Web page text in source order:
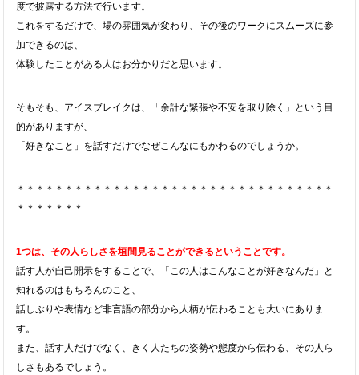
度で披露する方法で行います。
これをするだけで、場の雰囲気が変わり、その後のワークにスムーズに参
加できるのは、
体験したことがある人はお分かりだと思います。
そもそも、アイスブレイクは、「余計な緊張や不安を取り除く」という目
的がありますが、
「好きなこと」を話すだけでなぜこんなにもかわるのでしょうか。
＊＊＊＊＊＊＊＊＊＊＊＊＊＊＊＊＊＊＊＊＊＊＊＊＊＊＊＊＊＊＊＊＊
＊＊＊＊＊＊＊
1つは、その人らしさを垣間見ることができるということです。
話す人が自己開示をすることで、「この人はこんなことが好きなんだ」と
知れるのはもちろんのこと、
話しぶりや表情など非言語の部分から人柄が伝わることも大いにありま
す。
また、話す人だけでなく、きく人たちの姿勢や態度から伝わる、その人ら
しさもあるでしょう。